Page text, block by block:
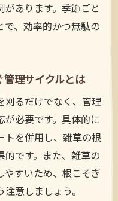
あります。季節ごと
、効率的かつ無駄の
理サイクルとは
刈るだけでなく、管理
必要です。具体的に
トを併用し、雑草の根
的です。また、雑草の
すいため、根こそぎ
意しましょう。